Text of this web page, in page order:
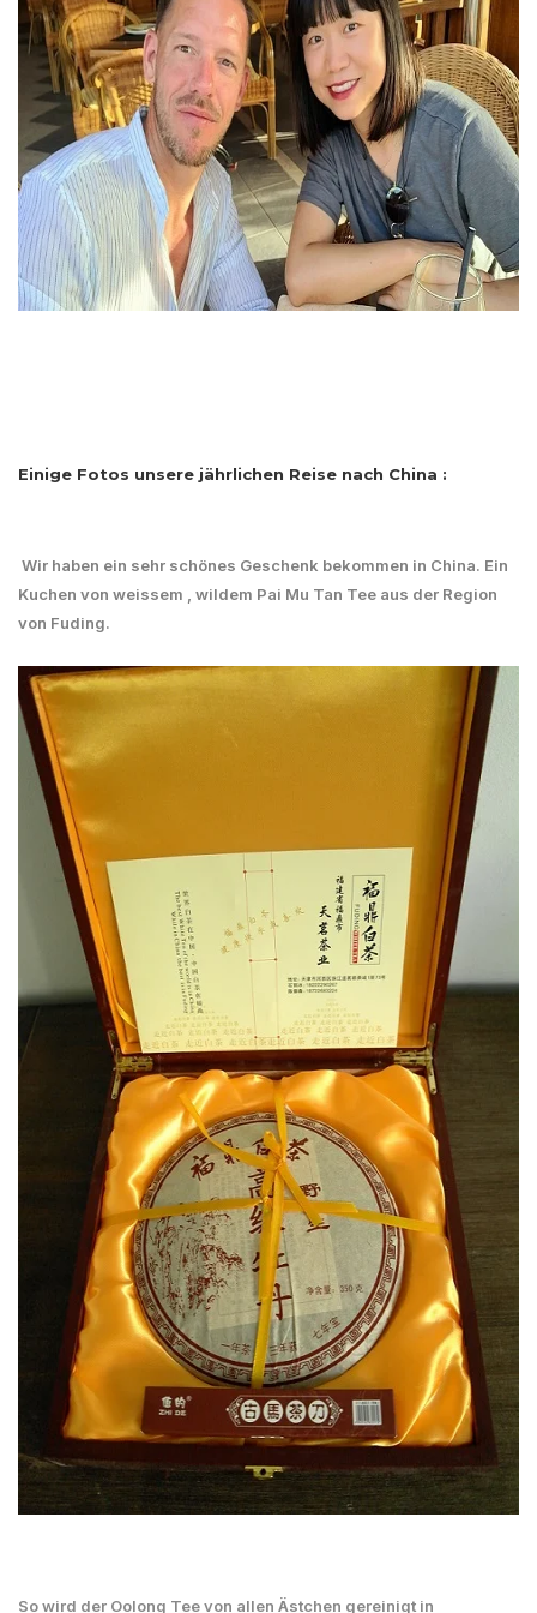
Einige Fotos unsere jährlichen Reise nach China :
Wir haben ein sehr schönes Geschenk bekommen in China. Ein
Kuchen von weissem , wildem Pai Mu Tan Tee aus der Region
von Fuding.
So wird der Oolong Tee von allen Ästchen gereinigt in